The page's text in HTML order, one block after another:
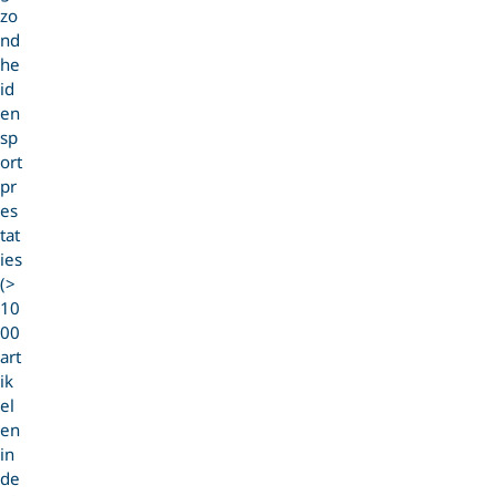
zo
nd
he
id
en
sp
ort
pr
es
tat
ies
(>
10
00
art
ik
el
en
in
de